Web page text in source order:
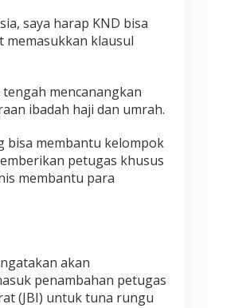
saya harap KND bisa
memasukkan klausul
mencanangkan
ibadah haji dan umrah.
bisa membantu kelompok
petugas khusus
membantu para
akan
penambahan petugas
(JBI) untuk tuna rungu